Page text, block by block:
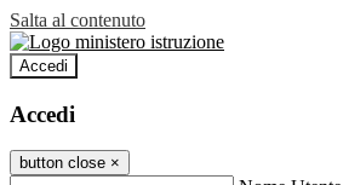
Salta al contenuto
Accedi
Accedi
button close ×